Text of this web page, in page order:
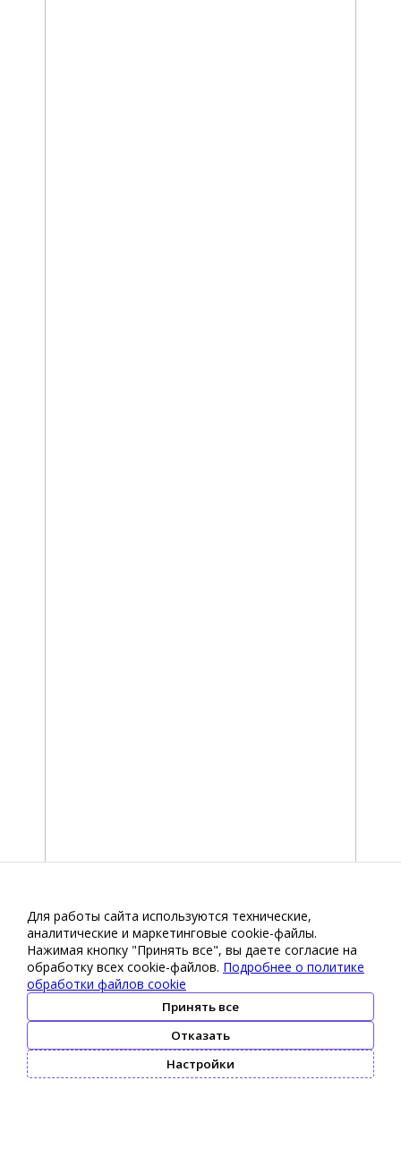
Для работы сайта используются технические,
аналитические и маркетинговые сооkіе-файлы.
Нажимая кнопку "Принять все", вы даете согласие на
обработку всех cookie-файлов. Подробнее о политике
обработки файлов cookie
Принять все
Отказать
Настройки